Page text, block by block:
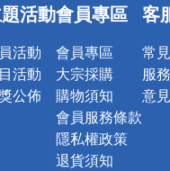
詐騙網頁！請
活動
活動
活動
公佈
會員專區
會員專區
大宗採購
購物須知
會員服務條款
隱私權政策
退貨須知
客
常
服
意